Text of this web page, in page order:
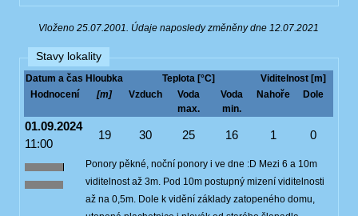
Vloženo 25.07.2001. Údaje naposledy změněny dne 12.07.2021
Stavy lokality
Datum a čas Hloubka Teplota [°C]
Viditelnost [m]
Hodnocení
[m] Vzduch
Voda
max.
Voda
min.
Nahoře Dole
01.09.2024
11:00
19 30 25 16 1 0
Ponory pěkné, noční ponory i ve dne :D Mezi 6 a 10m
viditelnost až 3m. Pod 10m postupný mizení viditelnosti
až na 0,5m. Dole k vidění základy zatopeného domu,